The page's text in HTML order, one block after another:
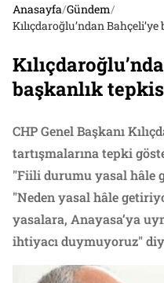
Anasayfa/Gündem/
Kılıçdaroğlu’ndan
başkanlık
CHP Genel Başkanı
tartışmalarına tepki
"Fiili durumu yasal hâle
"Neden yasal hâle
yasalara, Anayasa’ya
ihtiyacı duymuyoruz"